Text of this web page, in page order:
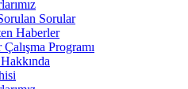
Sorular
Haberler
Programı